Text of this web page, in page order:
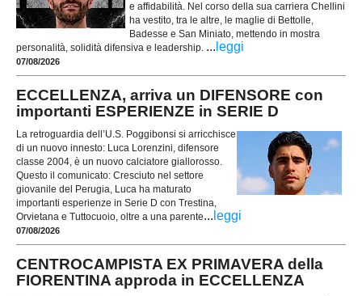
e affidabilità. Nel corso della sua carriera Chellini
ha vestito, tra le altre, le maglie di Bettolle,
Badesse e San Miniato, mettendo in mostra
personalità, solidità difensiva e leadership. ... leggi
07/08/2026
ECCELLENZA, arriva un DIFENSORE con
importanti ESPERIENZE in SERIE D
La retroguardia dell’U.S. Poggibonsi si arricchisce
di un nuovo innesto: Luca Lorenzini, difensore
classe 2004, è un nuovo calciatore giallorosso.
Questo il comunicato: Cresciuto nel settore
giovanile del Perugia, Luca ha maturato
importanti esperienze in Serie D con Trestina,
Orvietana e Tuttocuoio, oltre a una parente... leggi
07/08/2026
CENTROCAMPISTA EX PRIMAVERA della
FIORENTINA approda in ECCELLENZA